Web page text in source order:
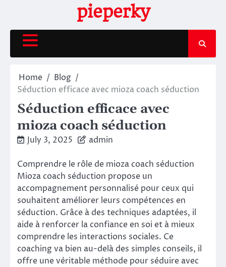
content
pieperky
Home
Blog
Séduction efficace avec mioza coach séduction
Séduction efficace avec
mioza coach séduction
July 3, 2025 admin
Comprendre le rôle de mioza coach séduction
Mioza coach séduction propose un
accompagnement personnalisé pour ceux qui
souhaitent améliorer leurs compétences en
séduction. Grâce à des techniques adaptées, il
aide à renforcer la confiance en soi et à mieux
comprendre les interactions sociales. Ce
coaching va bien au-delà des simples conseils, il
offre une véritable méthode pour séduire avec